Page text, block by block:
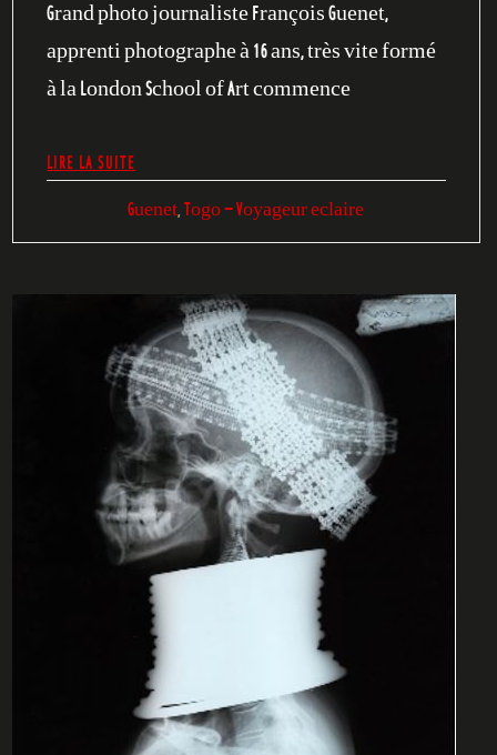
Grand photo journaliste François Guenet,
apprenti photographe à 16 ans, très vite formé
à la London School of Art commence
LIRE LA SUITE
Guenet ,Togo - Voyageur eclaire